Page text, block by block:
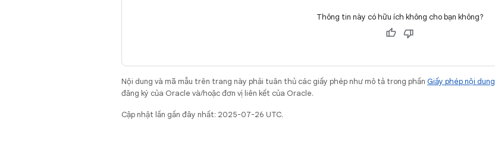
Thông tin này có hữu ích không cho bạn không?
Nội dung và mã mẫu trên trang này phải tuân thủ các giấy phép như mô tả trong phần Giấy phép nội dung
đăng ký của Oracle và/hoặc đơn vị liên kết của Oracle.
Cập nhật lần gần đây nhất: 2025-07-26 UTC.